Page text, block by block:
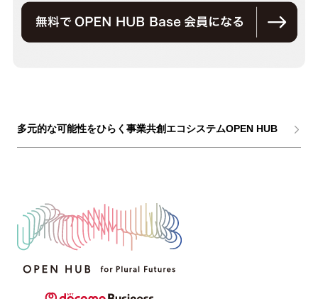
多元的な可能性をひらく事業共創エコシステムOPEN HUB